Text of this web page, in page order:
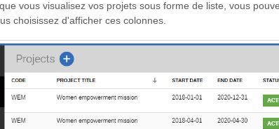
vous visualisez vos projets sous forme de liste, vous
choisissez d'afficher ces colonnes.